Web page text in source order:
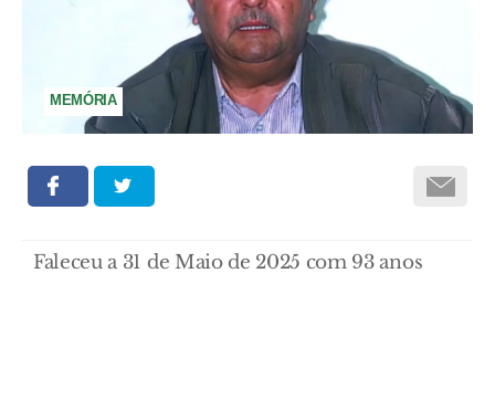
MEMÓRIA
Faleceu a 31 de Maio de 2025 com 93 anos